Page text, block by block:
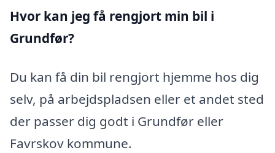
Hvor kan jeg få rengjort min bil i
Grundfør?
Du kan få din bil rengjort hjemme hos dig
selv, på arbejdspladsen eller et andet sted
der passer dig godt i Grundfør eller
Favrskov kommune.